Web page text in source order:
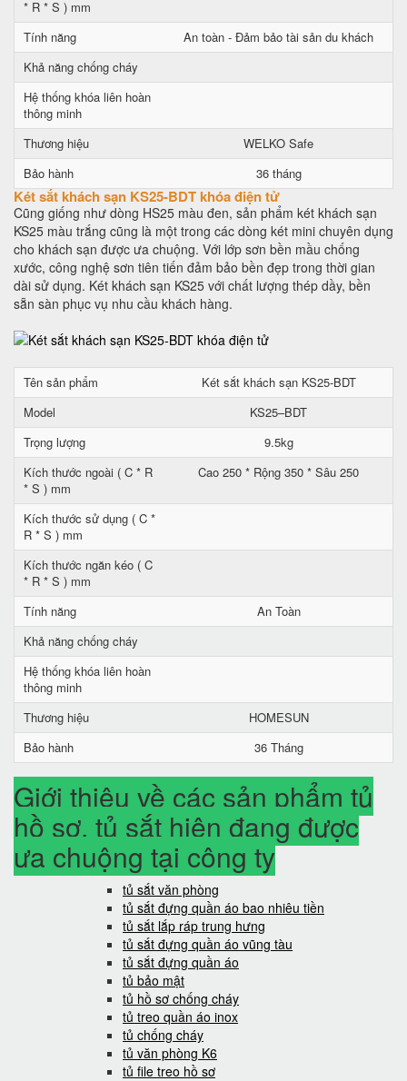
* R * S ) mm
Tính năng
An toàn - Đảm bảo tài sản du khách
Khả năng chống cháy
Hệ thống khóa liên hoàn
thông minh
Thương hiệu
WELKO Safe
Bảo hành
36 tháng
Két sắt khách sạn KS25-BDT khóa điện tử
Cũng giống như dòng HS25 màu đen, sản phẩm két khách sạn
KS25 màu trắng cũng là một trong các dòng két mini chuyên dụng
cho khách sạn được ưa chuộng. Với lớp sơn bền mầu chống
xước, công nghệ sơn tiên tiến đảm bảo bền đẹp trong thời gian
dài sử dụng. Két khách sạn KS25 với chất lượng thép dầy, bền
sẵn sàn phục vụ nhu cầu khách hàng.
Tên sản phẩm
Két sắt khách sạn KS25-BDT
Model
KS25–BDT
Trọng lượng
9.5kg
Kích thước ngoài ( C * R
* S ) mm
Cao 250 * Rộng 350 * Sâu 250
Kích thước sử dụng ( C *
R * S ) mm
Kích thước ngăn kéo ( C
* R * S ) mm
Tính năng
An Toàn
Khả năng chống cháy
Hệ thống khóa liên hoàn
thông minh
Thương hiệu
HOMESUN
Bảo hành
36 Tháng
Giới thiệu về các sản phẩm tủ
hồ sơ, tủ sắt hiện đang được
ưa chuộng tại công ty
tủ sắt văn phòng
tủ sắt đựng quần áo bao nhiêu tiền
tủ sắt lắp ráp trung hưng
tủ sắt đựng quần áo vũng tàu
tủ sắt đựng quần áo
tủ bảo mật
tủ hồ sơ chống cháy
tủ treo quần áo inox
tủ chống cháy
tủ văn phòng K6
tủ file treo hồ sơ